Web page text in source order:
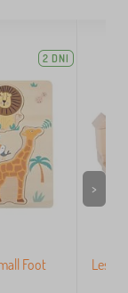
2 DNI
Foot
>